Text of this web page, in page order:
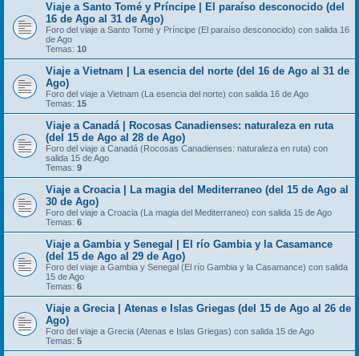
Viaje a Santo Tomé y Príncipe | El paraíso desconocido (del
16 de Ago al 31 de Ago)
Foro del viaje a Santo Tomé y Príncipe (El paraíso desconocido) con salida 16
de Ago
Temas: 10
Viaje a Vietnam | La esencia del norte (del 16 de Ago al 31 de
Ago)
Foro del viaje a Vietnam (La esencia del norte) con salida 16 de Ago
Temas: 15
Viaje a Canadá | Rocosas Canadienses: naturaleza en ruta
(del 15 de Ago al 28 de Ago)
Foro del viaje a Canadá (Rocosas Canadienses: naturaleza en ruta) con
salida 15 de Ago
Temas: 9
Viaje a Croacia | La magia del Mediterraneo (del 15 de Ago al
30 de Ago)
Foro del viaje a Croacia (La magia del Mediterraneo) con salida 15 de Ago
Temas: 6
Viaje a Gambia y Senegal | El río Gambia y la Casamance
(del 15 de Ago al 29 de Ago)
Foro del viaje a Gambia y Senegal (El río Gambia y la Casamance) con salida
15 de Ago
Temas: 6
Viaje a Grecia | Atenas e Islas Griegas (del 15 de Ago al 26 de
Ago)
Foro del viaje a Grecia (Atenas e Islas Griegas) con salida 15 de Ago
Temas: 5